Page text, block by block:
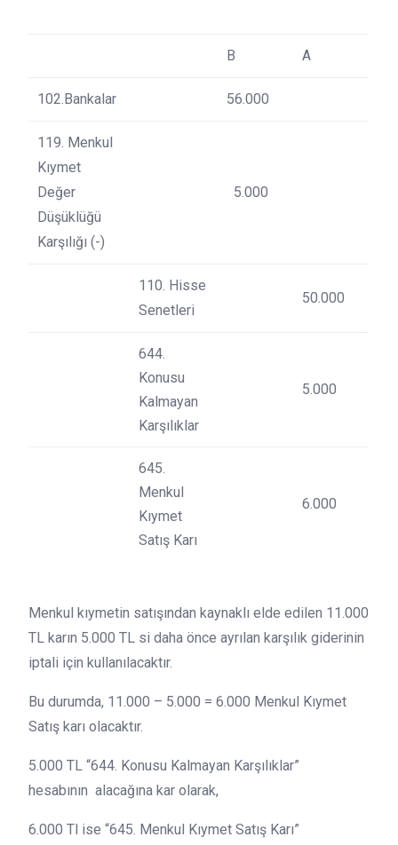
B A
102.Bankalar 56.000
119. Menkul
Kıymet
Değer
Düşüklüğü
Karşılığı (-)
5.000
110. Hisse
Senetleri
50.000
644.
Konusu
Kalmayan
Karşılıklar
5.000
645.
Menkul
Kıymet
Satış Karı
6.000
Menkul kıymetin satışından kaynaklı elde edilen 11.000
TL karın 5.000 TL si daha önce ayrılan karşılık giderinin
iptali için kullanılacaktır.
Bu durumda, 11.000 – 5.000 = 6.000 Menkul Kıymet
Satış karı olacaktır.
5.000 TL “644. Konusu Kalmayan Karşılıklar”
hesabının alacağına kar olarak,
6.000 Tl ise “645. Menkul Kıymet Satış Karı”